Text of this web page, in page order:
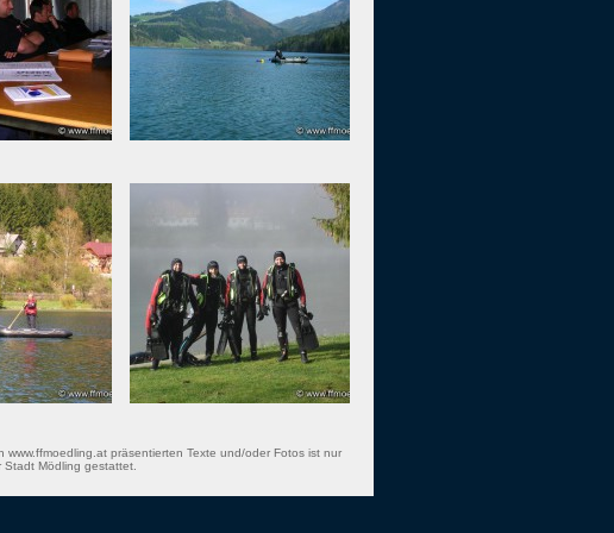
präsentierten Texte und/oder Fotos ist nur
Stadt Mödling gestattet.